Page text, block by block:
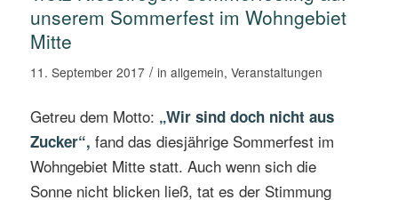
unserem Sommerfest im Wohngebiet
Mitte
11. September 2017 / in allgemein, Veranstaltungen
Getreu dem Motto: „Wir sind doch nicht aus
Zucker“, fand das diesjährige Sommerfest im
Wohngebiet Mitte statt. Auch wenn sich die
Sonne nicht blicken ließ, tat es der Stimmung